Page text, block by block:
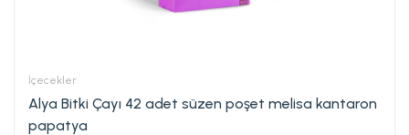
İçecekler
Alya Bitki Çayı 42 adet süzen poşet melisa kantaron
papatya